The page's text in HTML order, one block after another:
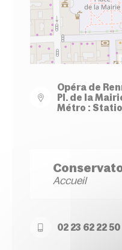
Opéra de
Pl. de la
Métro :
Accueil
02 23 62 22 50